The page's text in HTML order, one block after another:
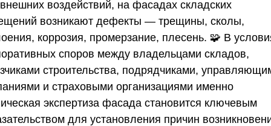
воздействий, на фасадах складских
возникают дефекты — трещины, сколы,
коррозия, промерзание, плесень. 🧩 В
споров между владельцами складов,
строительства, подрядчиками,
и страховыми организациями именно
экспертиза фасада становится ключевым
для установления причин